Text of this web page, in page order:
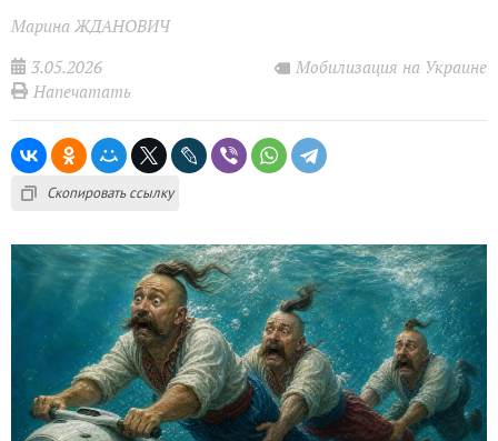
Марина ЖДАНОВИЧ
3.05.2026
Мобилизация на Украине
Напечатать
Скопировать ссылку